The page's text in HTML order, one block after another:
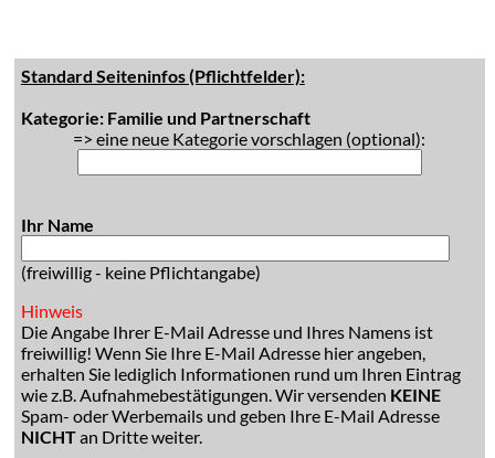
Standard Seiteninfos (Pflichtfelder):
Kategorie: Familie und Partnerschaft
=> eine neue Kategorie vorschlagen (optional):
Ihr Name
(freiwillig - keine Pflichtangabe)
Hinweis
Die Angabe Ihrer E-Mail Adresse und Ihres Namens ist
freiwillig! Wenn Sie Ihre E-Mail Adresse hier angeben,
erhalten Sie lediglich Informationen rund um Ihren Eintrag
wie z.B. Aufnahmebestätigungen. Wir versenden KEINE
Spam- oder Werbemails und geben Ihre E-Mail Adresse
NICHTan Dritte weiter.